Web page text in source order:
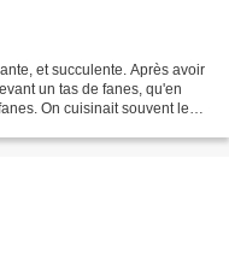
et succulente. Après avoir
un tas de fanes, qu'en
On cuisinait souvent les